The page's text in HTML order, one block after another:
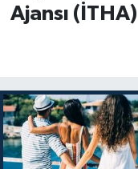
Ajansı (İTHA)